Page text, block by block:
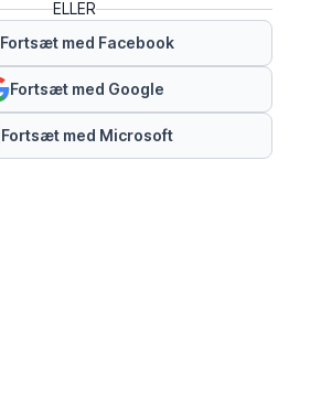
ELLER
Fortsæt med Facebook
Fortsæt med Google
Fortsæt med Microsoft